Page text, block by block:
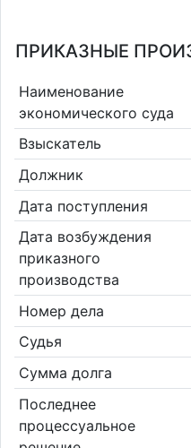
ПРИКАЗНЫЕ
Наименование
экономического суда
Взыскатель
Должник
Дата поступления
Дата возбуждения
приказного
производства
Номер дела
Судья
Сумма долга
Последнее
процессуальное